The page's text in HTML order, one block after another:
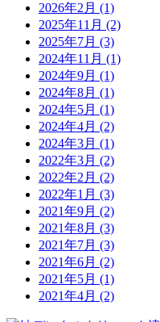
2026年2月 (1)
2025年11月 (2)
2025年7月 (3)
2024年11月 (1)
2024年9月 (1)
2024年8月 (1)
2024年5月 (1)
2024年4月 (2)
2024年3月 (1)
2022年3月 (2)
2022年2月 (2)
2022年1月 (3)
2021年9月 (2)
2021年8月 (3)
2021年7月 (3)
2021年6月 (2)
2021年5月 (1)
2021年4月 (2)